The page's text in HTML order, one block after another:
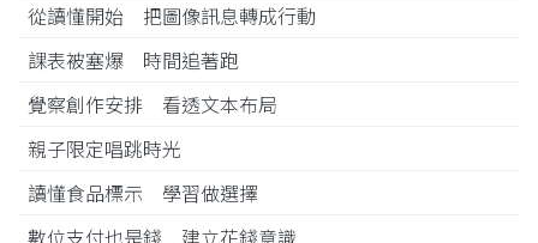
從讀懂開始 把圖像訊息轉成行動
課表被塞爆 時間追著跑
覺察創作安排 看透文本布局
親子限定唱跳時光
讀懂食品標示 學習做選擇